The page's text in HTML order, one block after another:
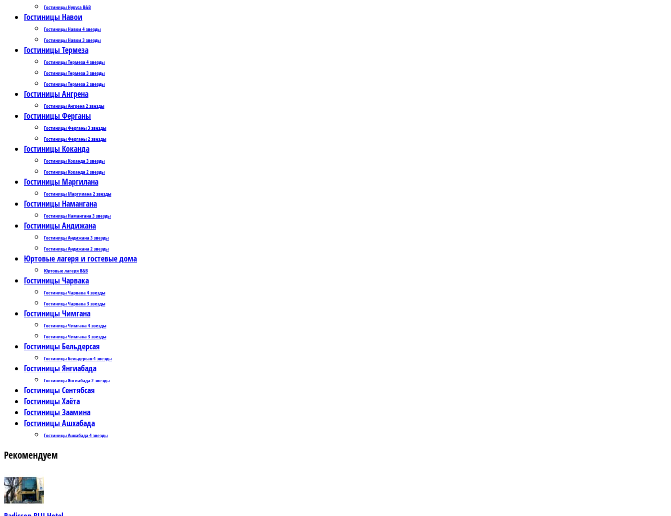
Гостиницы Нукуса B&B
Гостиницы Навои
Гостиницы Навои 4 звезды
Гостиницы Навои 3 звезды
Гостиницы Термеза
Гостиницы Термеза 4 звезды
Гостиницы Термеза 3 звезды
Гостиницы Термеза 2 звезды
Гостиницы Ангрена
Гостиницы Ангрена 2 звезды
Гостиницы Ферганы
Гостиницы Ферганы 3 звезды
Гостиницы Ферганы 2 звезды
Гостиницы Коканда
Гостиницы Коканда 3 звезды
Гостиницы Коканда 2 звезды
Гостиницы Маргилана
Гостиницы Маргилана 2 звезды
Гостиницы Намангана
Гостиницы Намангана 3 звезды
Гостиницы Андижана
Гостиницы Андижана 3 звезды
Гостиницы Андижана 2 звезды
Юртовые лагеря и гостевые дома
Юртовые лагеря B&B
Гостиницы Чарвака
Гостиницы Чарвака 4 звезды
Гостиницы Чарвака 3 звезды
Гостиницы Чимгана
Гостиницы Чимгана 4 звезды
Гостиницы Чимгана 3 звезды
Гостиницы Бельдерсая
Гостиницы Бельдерсая 4 звезды
Гостиницы Янгиабада
Гостиницы Янгиабада 2 звезды
Гостиницы Сентябсая
Гостиницы Хаёта
Гостиницы Заамина
Гостиницы Ашхабада
Гостиницы Ашхабада 4 звезды
Рекомендуем